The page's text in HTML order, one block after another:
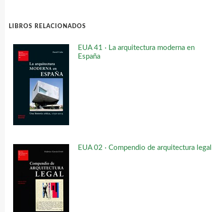
LIBROS RELACIONADOS
EUA 41 · La arquitectura moderna en
España
EUA 02 · Compendio de arquitectura legal